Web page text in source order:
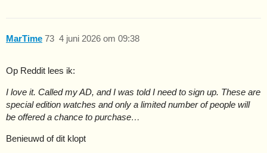
MarTime 4 juni 2026 om 09:38
73
Op Reddit lees ik:
I love it. Called my AD, and I was told I need to sign up. These are
special edition watches and only a limited number of people will
be offered a chance to purchase…
Benieuwd of dit klopt